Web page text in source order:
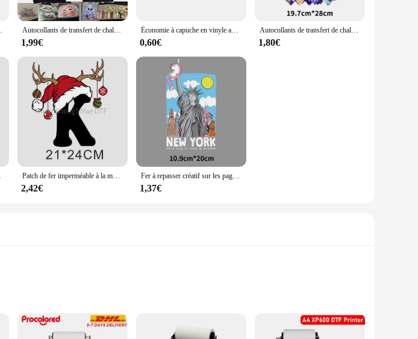
décoration de sweat à capuche Autocollants de transfert de chaleur personnalisés pour vêtements, t-shirt lavable bricolage, patch thermique, vinyle coloré DTF, conception ou image thermocollante
1,99€
Économie à capuche en vinyle avec lettres de New York DTF pour hommes et femmes, transfert thermique, autocollants à repasser sur vêtements, bricolage, décorés de rayures
0,60€
Autocollants de transfert de chaleur avec rayures de nuit effrayantes, sweat à capuche bricolage, impression punk et américaine rétro, personnalité d'Halloween, A4, DTF
1,80€
DTF Patch de fer imperméable à la mode pour vêtements de Noël, autocollant DTF, sweat à capuche bricolage, veste IPS, t-shirt
2,42€
Fer à repasser créatif sur les pages imprimées du Père Noël, collage thermique DTF, vêtements décoratifs, pâte à laver pour enfants, bricolage
1,37€